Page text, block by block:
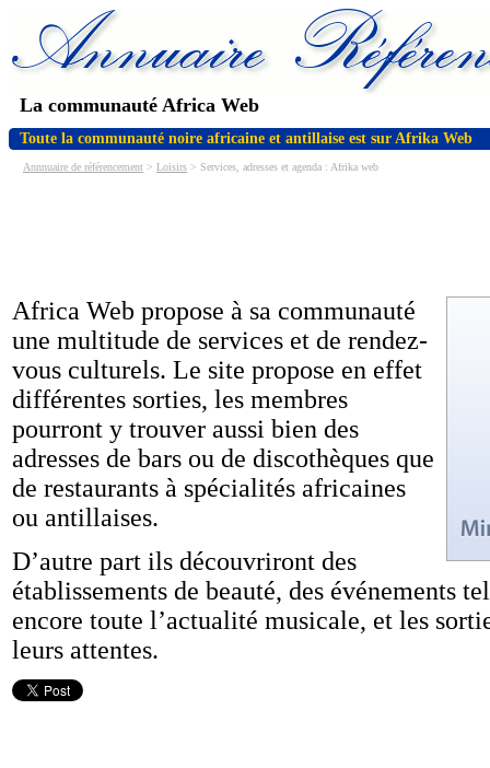
La communauté Africa Web
Toute la communauté noire africaine et antillaise est sur Afrika Web
Annnuaire de référencement > Loisirs > Services, adresses et agenda : Afrika web
Africa Web propose à sa communauté
une multitude de services et de rendez-
vous culturels. Le site propose en effet
différentes sorties, les membres
pourront y trouver aussi bien des
adresses de bars ou de discothèques que
de restaurants à spécialités africaines
ou antillaises.
D’autre part ils découvriront des
établissements de beauté, des événements
encore toute l’actualité musicale, et les
leurs attentes.